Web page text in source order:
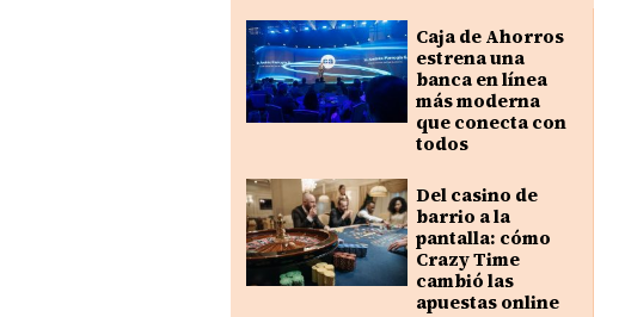
Caja de Ahorros
estrena una
banca en línea
más moderna
que conecta con
todos
Del casino de
barrio a la
pantalla: cómo
Crazy Time
cambió las
apuestas online